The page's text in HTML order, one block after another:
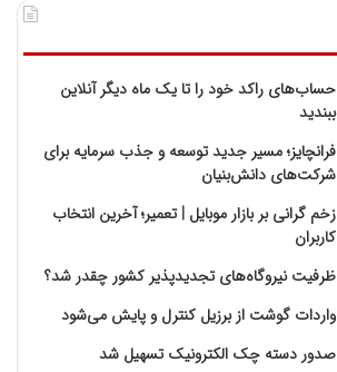
حساب‌های راکد خود را تا یک ماه دیگر آنلاین
ببندید
فرانچایز؛ مسیر جدید توسعه و جذب سرمایه برای
شرکت‌های دانش‌بنیان
زخم گرانی بر بازار موبایل | تعمیر؛ آخرین انتخاب
کاربران
ظرفیت نیروگاه‌های تجدیدپذیر کشور چقدر شد؟
واردات گوشت از برزیل کنترل و پایش می‌شود
صدور دسته چک الکترونیک تسهیل شد